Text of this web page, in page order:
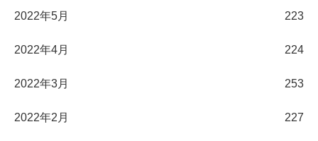
2022年5月 223
2022年4月 224
2022年3月 253
2022年2月 227